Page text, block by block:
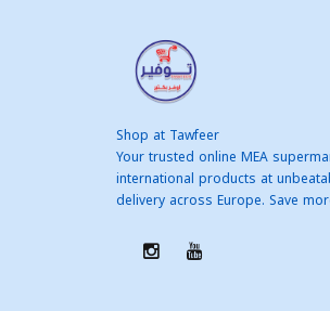
Shop at Tawfeer
Your trusted online MEA
international products at
delivery across Europe. Save